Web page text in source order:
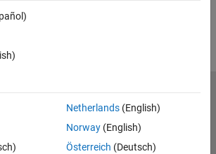
Netherlands(English)
Norway(English)
Österreich (Deutsch)
Contacts locaux
MathWorks, Inc.